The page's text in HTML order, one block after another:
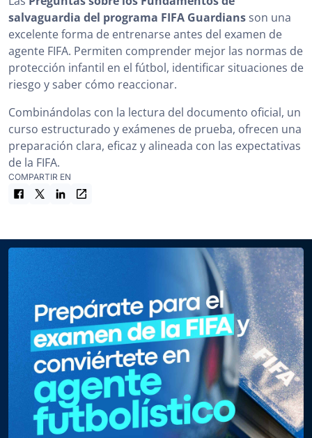
salvaguardia del programa FIFA Guardians son una
excelente forma de entrenarse antes del examen de
agente FIFA. Permiten comprender mejor las normas de
protección infantil en el fútbol, identificar situaciones de
riesgo y saber cómo reaccionar.
Combinándolas con la lectura del documento oficial, un
curso estructurado y exámenes de prueba, ofrecen una
preparación clara, eficaz y alineada con las expectativas
de la FIFA.
COMPARTIR EN